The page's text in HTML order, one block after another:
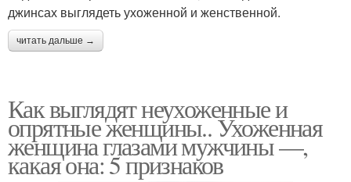
джинсах выглядеть ухоженной и женственной.
читать дальше →
Как выглядят неухоженные и
опрятные женщины.. Ухоженная
женщина глазами мужчины —,
какая она: 5 признаков